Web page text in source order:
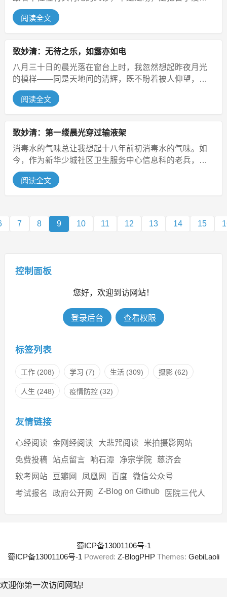
烟火里，也把感动揣进了心里。...
阅读全文
致妙清：无待之乐，如露亦如电
八月三十日的晨光落在窗台上时，我忽然想起昨夜月光
的模样——同是天地间的清辉，既不盼着被人仰望，也
不执着于照彻某个角落，只是自然流...
阅读全文
致妙清：第一缕晨光穿过输液架
消毒水的气味总让我想起十八年前初消毒水的气味。如
今，作为新华少城社区卫生服务中心信息科的老兵，胸
腔里跳动着的却是一颗被手术刀重新...
阅读全文
7 8 9 10 11 12 13 14 15
控制面板
您好，欢迎到访网站！
登录后台 查看权限
标签列表
工作(208) 学习 (7) 生活(309) 摄影(62)
人生 (248) 疫情防控(32)
友情链接
心经阅读 金刚经阅读 大悲咒阅读
米拍摄影网站
免费投稿
站点留言 响石潭 净宗学院
慈济会
软考网站
豆瓣网 凤凰网 百度
微信公众号
考试报名
政府公开网 Z-Blog on Github 医院三代人
蜀ICP备13001106号-1
蜀ICP备13001106号-1 Powered: Z-BlogPHP Themes: GebiLaoli
欢迎你第一次访问网站!